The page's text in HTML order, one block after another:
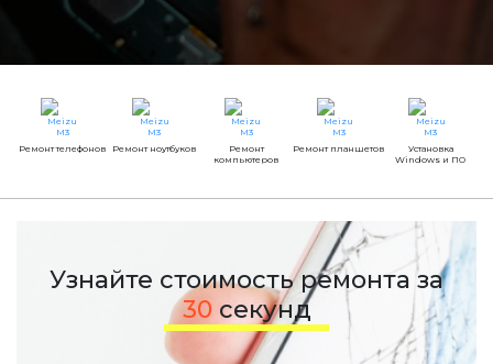
Ремонт телефонов Ремонт ноутбуков
Ремонт
компьютеров
Ремонт планшетов
Установка
Windows и ПО
Узнайте стоимость ремонта за
30 секунд